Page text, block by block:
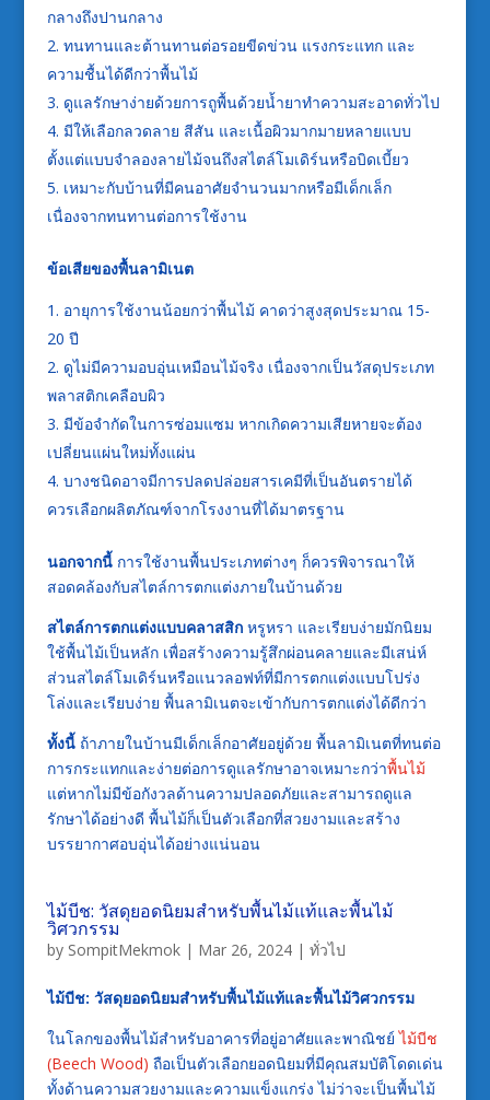
กลางถึงปานกลาง
ทนทานและต้านทานต่อรอยขีดข่วน แรงกระแทก และ
ความชื้นได้ดีกว่าพื้นไม้
ดูแลรักษาง่ายด้วยการถูพื้นด้วยน้ำยาทำความสะอาดทั่วไป
มีให้เลือกลวดลาย สีสัน และเนื้อผิวมากมายหลายแบบ
ตั้งแต่แบบจำลองลายไม้จนถึงสไตล์โมเดิร์นหรือบิดเบี้ยว
เหมาะกับบ้านที่มีคนอาศัยจำนวนมากหรือมีเด็กเล็ก
เนื่องจากทนทานต่อการใช้งาน
ข้อเสียของพื้นลามิเนต
อายุการใช้งานน้อยกว่าพื้นไม้ คาดว่าสูงสุดประมาณ 15-
20 ปี
ดูไม่มีความอบอุ่นเหมือนไม้จริง เนื่องจากเป็นวัสดุประเภท
พลาสติกเคลือบผิว
มีข้อจำกัดในการซ่อมแซม หากเกิดความเสียหายจะต้อง
เปลี่ยนแผ่นใหม่ทั้งแผ่น
บางชนิดอาจมีการปลดปล่อยสารเคมีที่เป็นอันตรายได้
ควรเลือกผลิตภัณฑ์จากโรงงานที่ได้มาตรฐาน
นอกจากนี้การใช้งานพื้นประเภทต่างๆ ก็ควรพิจารณาให้
สอดคล้องกับสไตล์การตกแต่งภายในบ้านด้วย
สไตล์การตกแต่งแบบคลาสสิกหรูหรา และเรียบง่ายมักนิยม
ใช้พื้นไม้เป็นหลัก เพื่อสร้างความรู้สึกผ่อนคลายและมีเสน่ห์
ส่วนสไตล์โมเดิร์นหรือแนวลอฟท์ที่มีการตกแต่งแบบโปร่ง
โล่งและเรียบง่าย พื้นลามิเนตจะเข้ากับการตกแต่งได้ดีกว่า
ทั้งนี้ถ้าภายในบ้านมีเด็กเล็กอาศัยอยู่ด้วย พื้นลามิเนตที่ทนต่อ
การกระแทกและง่ายต่อการดูแลรักษาอาจเหมาะกว่าพื้นไม้
แต่หากไม่มีข้อกังวลด้านความปลอดภัยและสามารถดูแล
รักษาได้อย่างดี พื้นไม้ก็เป็นตัวเลือกที่สวยงามและสร้าง
บรรยากาศอบอุ่นได้อย่างแน่นอน
ไม้บีช: วัสดุยอดนิยมสำหรับพื้นไม้แท้และพื้นไม้
วิศวกรรม
by SompitMekmok| Mar 26, 2024| ทั่วไป
ไม้บีช: วัสดุยอดนิยมสำหรับพื้นไม้แท้และพื้นไม้วิศวกรรม
ในโลกของพื้นไม้สำหรับอาคารที่อยู่อาศัยและพาณิชย์ไม้บีช
(Beech Wood) ถือเป็นตัวเลือกยอดนิยมที่มีคุณสมบัติโดดเด่น
ทั้งด้านความสวยงามและความแข็งแกร่ง ไม่ว่าจะเป็นพื้นไม้